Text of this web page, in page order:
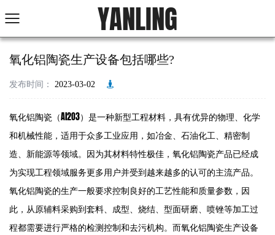
YANLING
氧化铝陶瓷生产设备包括哪些?
发布时间： 2023-03-02
氧化铝陶瓷（Al2O3）是一种新型工程材料，具有优异的物理、化学
和机械性能，适用于众多工业应用，如冶金、石油化工、精密制
造、新能源等领域。因为其材料特性极佳，氧化铝陶瓷产品已经成
为实现工程领域服务更多用户并受到越来越多的认可的主流产品。
氧化铝陶瓷的生产一般要求控制良好的工艺性能和质量参数，因
此，从原辅料采购到套料、成型、烧结、型面研磨、喷锉等加工过
程都需要进行严格的检测控制和去污机构。而氧化铝陶瓷生产设备